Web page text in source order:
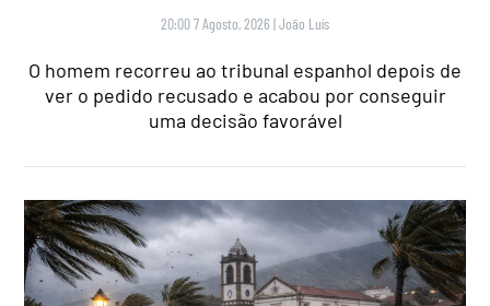
20:00 7 Agosto, 2026 |João Luís
O homem recorreu ao tribunal espanhol depois de
ver o pedido recusado e acabou por conseguir
uma decisão favorável